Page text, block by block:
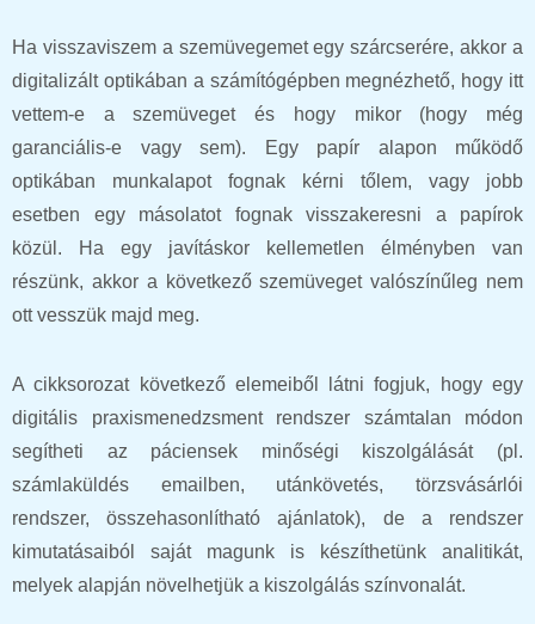
Ha visszaviszem a szemüvegemet egy szárcserére, akkor a
digitalizált optikában a számítógépben megnézhető, hogy itt
vettem-e a szemüveget és hogy mikor (hogy még
garanciális-e vagy sem). Egy papír alapon működő
optikában munkalapot fognak kérni tőlem, vagy jobb
esetben egy másolatot fognak visszakeresni a papírok
közül. Ha egy javításkor kellemetlen élményben van
részünk, akkor a következő szemüveget valószínűleg nem
ott vesszük majd meg.
A cikksorozat következő elemeiből látni fogjuk, hogy egy
digitális praxismenedzsment rendszer számtalan módon
segítheti az páciensek minőségi kiszolgálását (pl.
számlaküldés emailben, utánkövetés, törzsvásárlói
rendszer, összehasonlítható ajánlatok), de a rendszer
kimutatásaiból saját magunk is készíthetünk analitikát,
melyek alapján növelhetjük a kiszolgálás színvonalát.